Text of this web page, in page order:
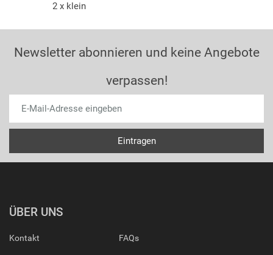
2 x klein
Newsletter abonnieren und keine Angebote
verpassen!
ÜBER UNS
Kontakt FAQs